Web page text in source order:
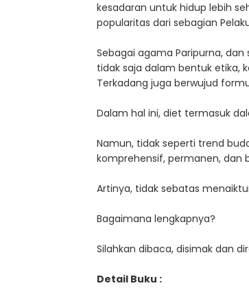
kesadaran untuk hidup lebih
popularitas dari sebagian
Sebagai agama Paripurna,
tidak saja dalam bentuk etika,
Terkadang juga berwujud
Dalam hal ini, diet termasuk
Namun, tidak seperti trend
komprehensif, permanen, dan
Artinya, tidak sebatas
Bagaimana lengkapnya?
Silahkan dibaca, disimak dan
Detail Buku :